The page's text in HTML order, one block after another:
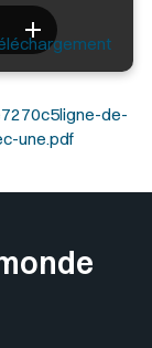
de-
une.pdf